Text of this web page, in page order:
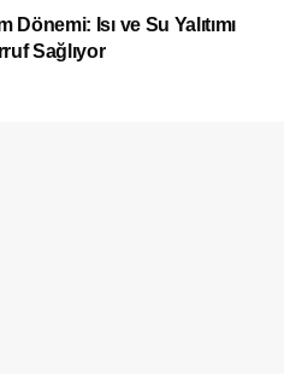
Dönemi: Isı ve Su Yalıtımı
Sağlıyor